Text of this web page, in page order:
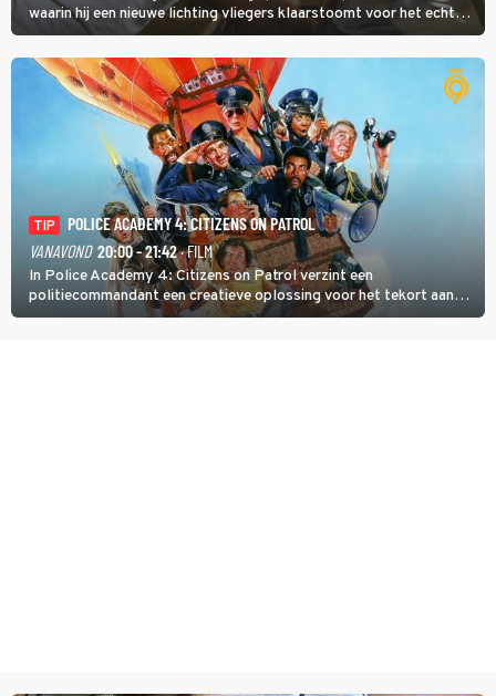
waarin hij een nieuwe lichting vliegers klaarstoomt voor het echte
werk.
TIP
POLICE ACADEMY 4: CITIZENS ON PATROL
VANAVOND 20:00 - 21:42· FILM
In Police Academy 4: Citizens on Patrol verzint een
politiecommandant een creatieve oplossing voor het tekort aan
agenten.